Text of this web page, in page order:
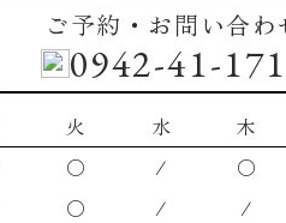
ご予約・お問い合わ
0942-41-
火 水 木
〇 / 〇
〇 / /